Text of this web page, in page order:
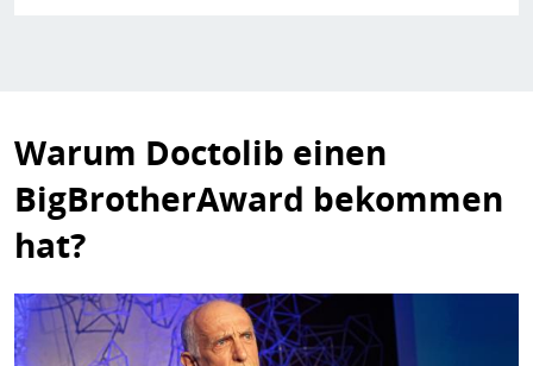
Warum Doctolib einen
BigBrotherAward bekommen
hat?